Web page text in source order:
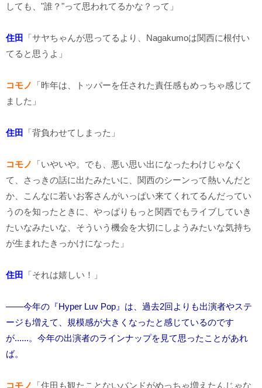
しても、"誰？"って思われてるかな？って」
住田
「サヤちゃんが思ってるより、Nagakumoは関西に根付い
てると思うよ」
コモノ
「昨年は、トッパーを任された責任感もめっちゃ感じて
ました」
住田 「背負わせてしまった」
コモノ
「いやいや。でも、悪い思い出になったわけじゃなく
て、さっきの話に出たみたいに、関西のシーンって熱いんだと
か、こんなに若いお客さんがいっぱい来てくれてるんだってい
うのを知ったときに、やっぱりもっと関西でもライブしていき
たいなみたいな、そういう機会を大切にしようみたいな気持ち
が生まれたきっかけになった」
住田 「それは嬉しい！」
――今年の『Hyper Luv Pop』は、過去2回よりも出演者やステ
ージも増えて、規模感が大きくなったと感じているのです
が......。今年の出演者のラインナップを見て思ったことがあれ
ば。
コモノ 「住田も観たことないバンドがめっちゃ増えたんじゃな